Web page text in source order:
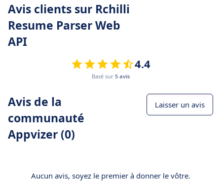
Avis clients sur Rchilli
Resume Parser Web
API
4.4
Basé sur 5 avis
Avis de la
communauté
Appvizer (0)
Laisser un avis
Aucun avis, soyez le premier à donner le vôtre.